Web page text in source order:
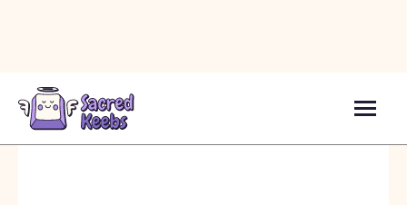
Світчі